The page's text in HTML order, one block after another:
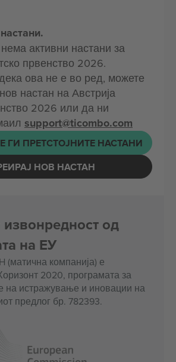
активни настани за
првенство 2026.
ова не е во ред, можете
настан на Австрија
2026 или да ни
support@ticombo.com
ГИ ПРЕТСТОЈНИТЕ НАСТАНИ
НОВ НАСТАН
од
на ЕУ
(матична компанија) е
2020, програмата за
на истражување и иновации на
предлог бр. 782393.